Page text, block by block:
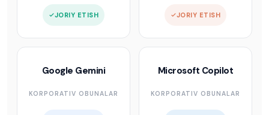
JORIY ETISH JORIY ETISH
Google Gemini
KORPORATIV OBUNALAR
Microsoft Copilot
KORPORATIV OBUNALAR